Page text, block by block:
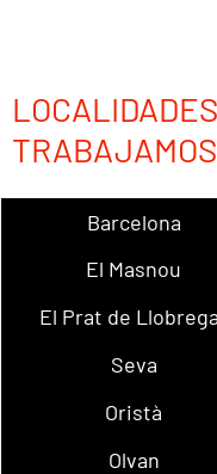
Barcelona
El Masnou
El Prat de
Seva
Oristà
Olvan